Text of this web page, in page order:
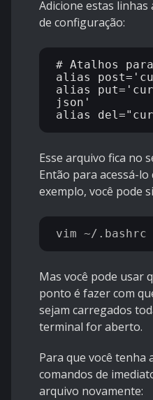
Adicione estas
de configuração:
# Atalhos para
alias
alias
json'
Esse arquivo fica no
Então para acessá-
exemplo, você pode
Mas você pode usar
ponto é fazer com
sejam carregados
terminal for aberto.
Para que você tenha
comandos de
arquivo novamente: